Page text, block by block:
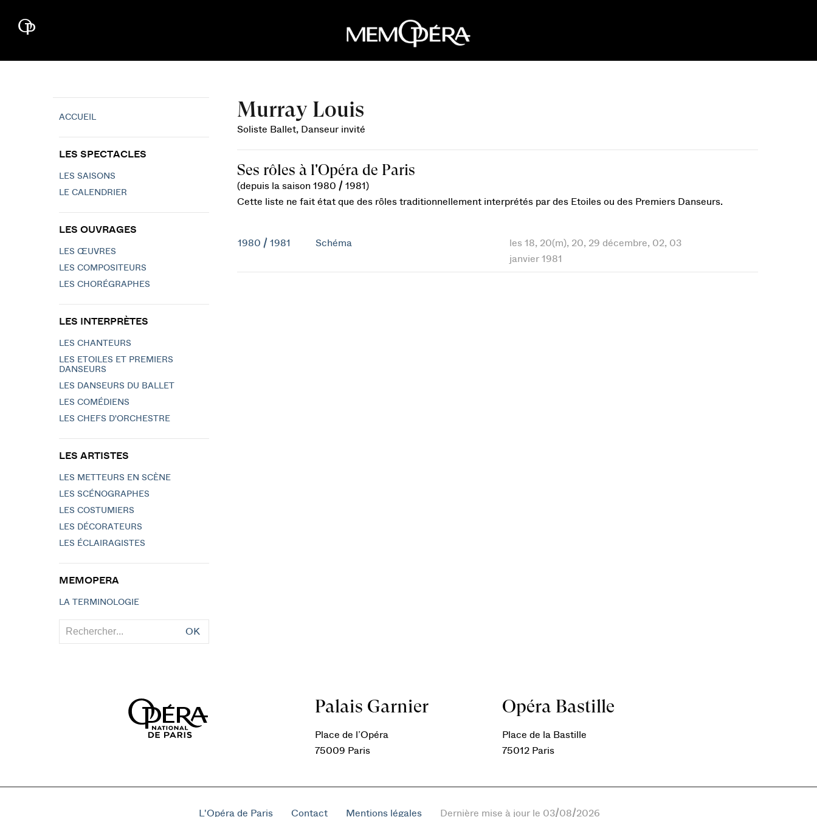
Murray Louis
Soliste Ballet, Danseur invité
Ses rôles à l'Opéra de Paris
(depuis la saison 1980 / 1981)
Cette liste ne fait état que des rôles traditionnellement interprétés par des Etoiles ou des Premiers Danseurs.
1980 / 1981 Schéma
les 18, 20(m), 20, 29 décembre, 02, 03
janvier 1981
ACCUEIL
LES SPECTACLES
LES SAISONS
LE CALENDRIER
LES OUVRAGES
LES ŒUVRES
LES COMPOSITEURS
LES CHORÉGRAPHES
LES INTERPRÈTES
LES CHANTEURS
LES ETOILES ET PREMIERS
DANSEURS
LES DANSEURS DU BALLET
LES COMÉDIENS
LES CHEFS D'ORCHESTRE
LES ARTISTES
LES METTEURS EN SCÈNE
LES SCÉNOGRAPHES
LES COSTUMIERS
LES DÉCORATEURS
LES ÉCLAIRAGISTES
MEMOPERA
LA TERMINOLOGIE
OK
Palais Garnier
Place de l’Opéra
75009 Paris
Opéra Bastille
Place de la Bastille
75012 Paris
L'Opéra de Paris Contact Mentions légales Dernière mise à jour le 03/08/2026